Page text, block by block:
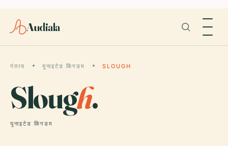
Audiala
गंतव्य यूनाइटेड किंगडम SLOUGH
Slough.
यूनाइटेड किंगडम